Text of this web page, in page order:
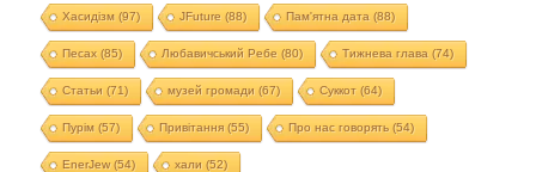
Хасидізм (97) JFuture (88) Пам'ятна дата (88)
Песах(85) Любавичський Ребе (80) Тижнева глава (74)
Статьи (71) музей громади (67) Суккот (64)
Пурім (57) Привітання(55) Про нас говорять (54)
EnerJew(54) хали (52)